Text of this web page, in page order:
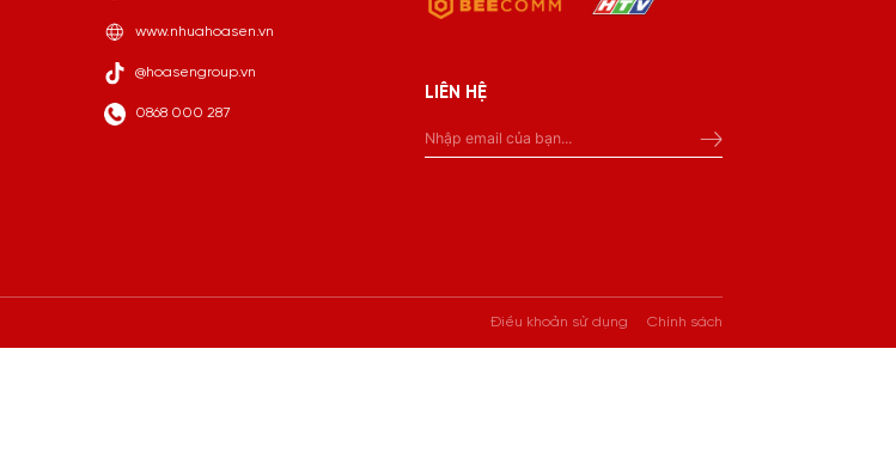
www.nhuahoasen.vn
@hoasengroup.vn
0868 000 287
LIÊN HỆ
Điều khoản sử dụng Chính sách